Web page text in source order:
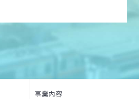
事業内容